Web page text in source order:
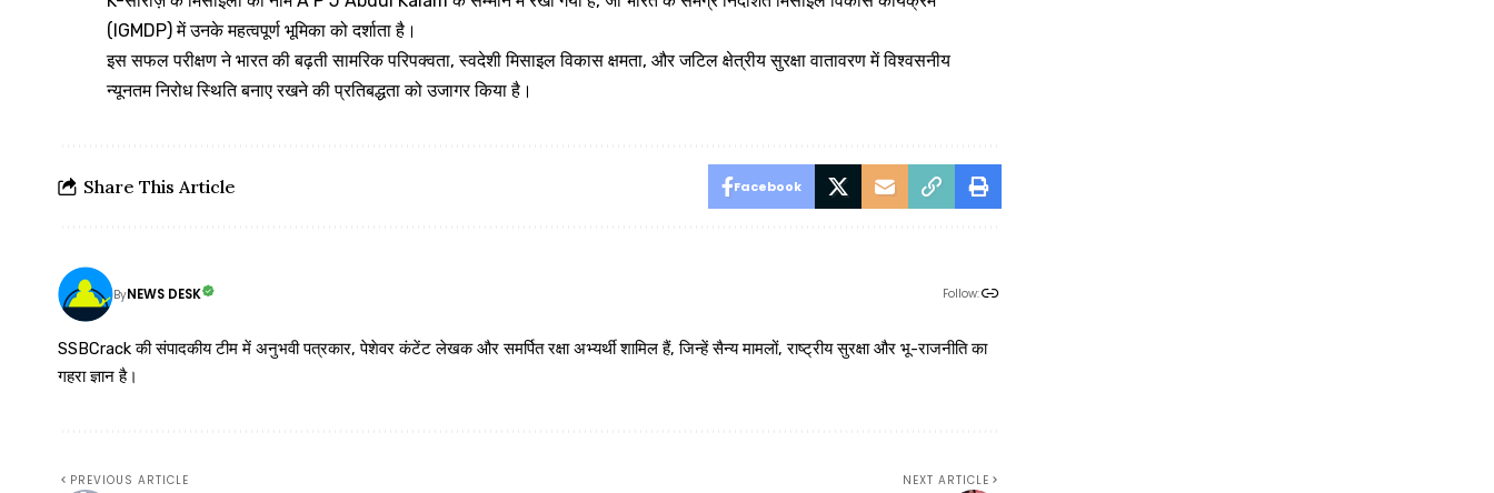
(IGMDP) में उनके महत्वपूर्ण भूमिका को दर्शाता है।
इस सफल परीक्षण ने भारत की बढ़ती सामरिक परिपक्वता, स्वदेशी मिसाइल विकास क्षमता, और जटिल क्षेत्रीय सुरक्षा वातावरण में विश्वसनीय
न्यूनतम निरोध स्थिति बनाए रखने की प्रतिबद्धता को उजागर किया है।
Share This Article Facebook
ByNEWS DESK Follow:
SSBCrack की संपादकीय टीम में अनुभवी पत्रकार, पेशेवर कंटेंट लेखक और समर्पित रक्षा अभ्यर्थी शामिल हैं, जिन्हें सैन्य मामलों, राष्ट्रीय सुरक्षा और भू-राजनीति का
गहरा ज्ञान है।
PREVIOUS ARTICLE NEXT ARTICLE